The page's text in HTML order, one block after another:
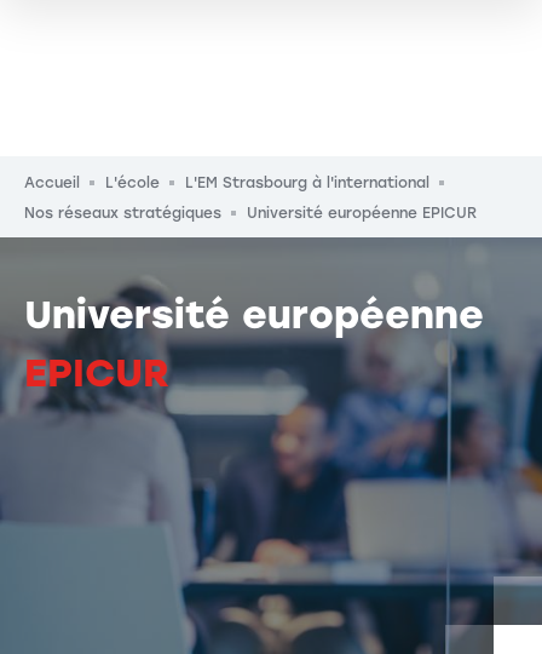
Fil d'Ariane
Accueil L'école
L'EM Strasbourg à l'international
Nos réseaux stratégiques
Université européenne EPICUR
Université européenne
EPICUR